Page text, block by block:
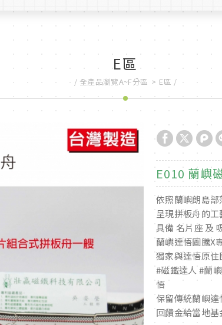
E區
全產品瀏覽A~F分區 E區
E010 蘭嶼
依照蘭嶼朗島
呈現拼板舟的
具備 名片座 及
蘭嶼達悟圖騰X
獨家與達悟原
#磁鐵達人 #蘭
悟
保留傳統蘭嶼
回饋金給當地基